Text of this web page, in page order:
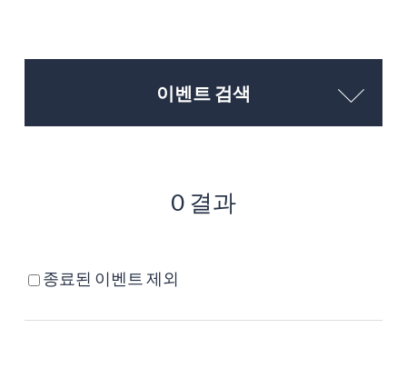
이벤트 검색
0 결과
종료된 이벤트 제외